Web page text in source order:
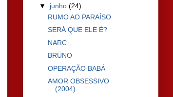
▼ junho (24)
RUMO AO PARAÍSO
SERÁ QUE ELE É?
NARC
BRÜNO
OPERAÇÃO BABÁ
AMOR OBSESSIVO
(2004)